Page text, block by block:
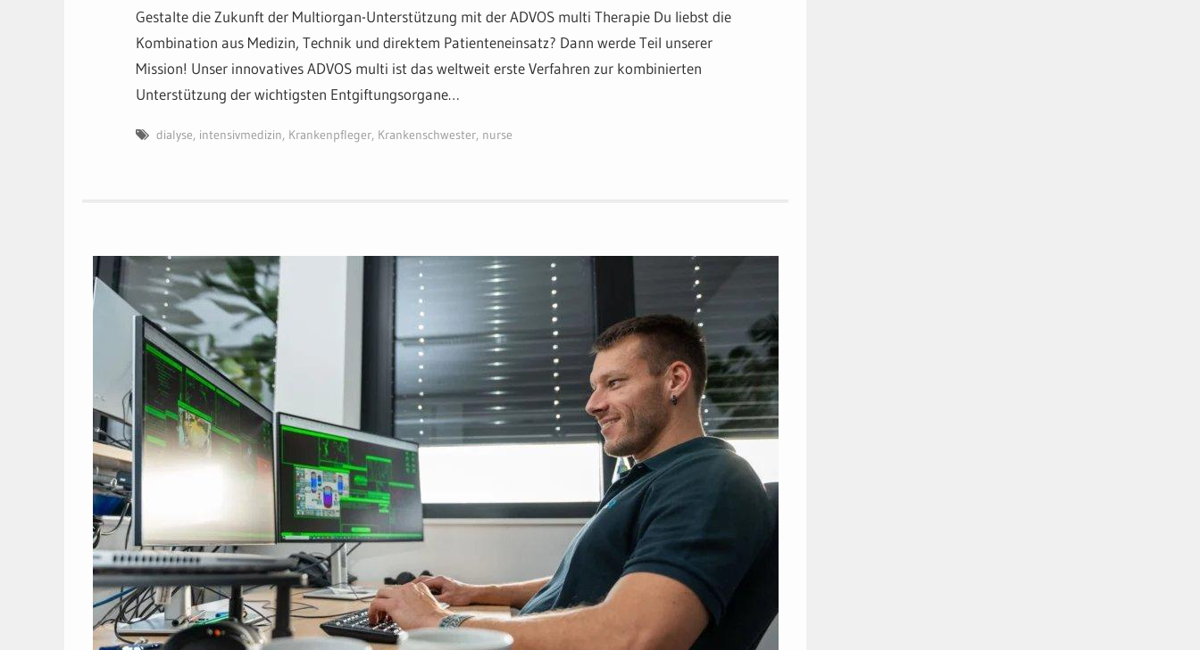
Gestalte die Zukunft der Multiorgan-Unterstützung mit der ADVOS multi Therapie Du liebst die
Kombination aus Medizin, Technik und direktem Patienteneinsatz? Dann werde Teil unserer
Mission! Unser innovatives ADVOS multi ist das weltweit erste Verfahren zur kombinierten
Unterstützung der wichtigsten Entgiftungsorgane…
dialyse, intensivmedizin, Krankenpfleger, Krankenschwester, nurse